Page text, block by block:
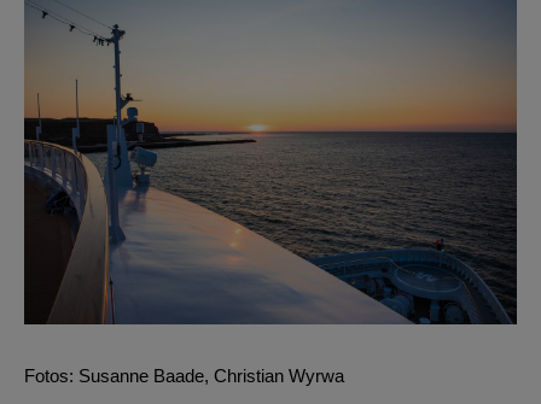
Fotos: Susanne Baade, Christian Wyrwa